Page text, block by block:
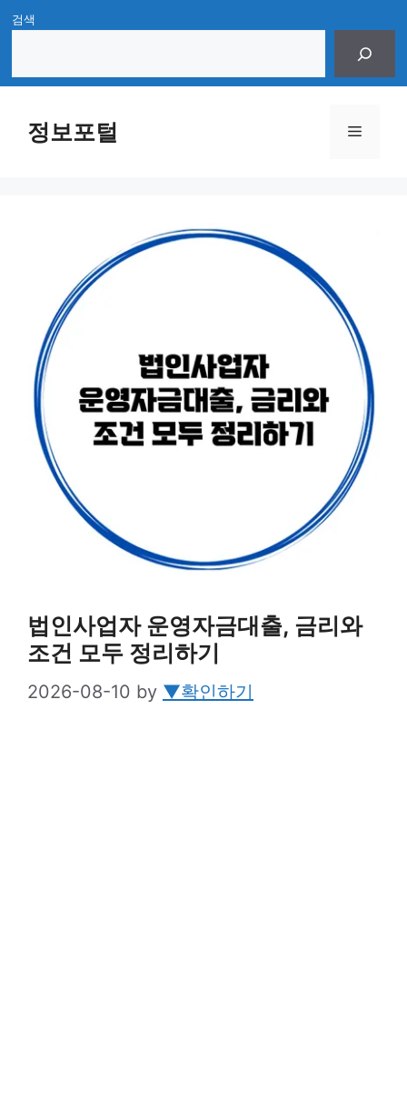
Skip
content
검색
정보포털 Menu
법인사업자 운영자금대출, 금리와
조건 모두 정리하기
2026-08-10 by ▼확인하기